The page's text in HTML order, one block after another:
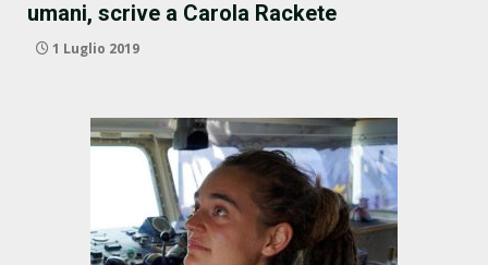
umani, scrive a Carola Rackete
1 Luglio 2019